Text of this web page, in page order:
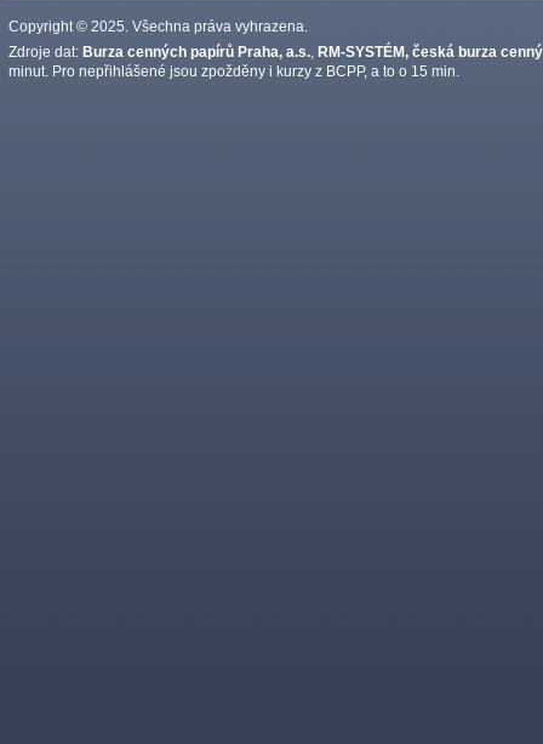
Copyright © 2025. Všechna práva vyhrazena.
Zdroje dat: Burza cenných papírů Praha, a.s. RM-SYSTÉM, česká burza
minut. Pro nepřihlášené jsou zpožděny i kurzy z BCPP, a to o 15 min.